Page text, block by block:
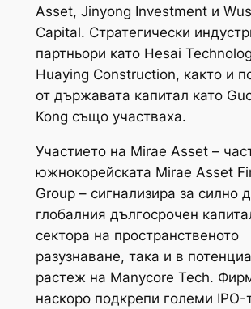
Asset, Jinyong Investment и
Capital. Стратегически
партньори като Hesai
Huaying Construction, както и
от държавата капитал като
Kong също участваха.
Участието на Mirae Asset –
южнокорейската Mirae Asset
Group – сигнализира за силно
глобалния дългосрочен
сектора на пространственото
разузнаване, така и в
растеж на Manycore Tech.
наскоро подкрепи големи IPO-